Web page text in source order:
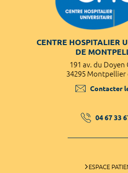
CENTRE HOSPITALIER
DE
191 av. du Doyen
34295 Montpellier
Contacter
04 67 33
ESPACE